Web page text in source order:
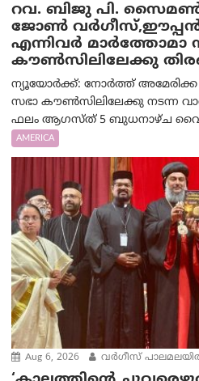
റവ. ബിജു പി. സൈമൺ
ജോൺ
എന്നിവർ മാർത്തോമാ
കൗൺസിലിലേക്കു
ന്യൂയോർക്ക്: നോർത്ത് അമേരിക്ക
സഭാ കൗൺസിലിലേക്കു നടന്ന
ഫലം ആഗസ്ത് 5 ബുധനാഴ്ച
AMERICA
Aug 6, 2026 വര്‍ഗീസ്